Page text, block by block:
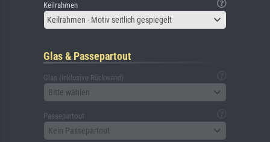
Keilrahmen
Keilrahmen - Motiv seitlich gespiegelt
Glas & Passepartout
Glas (inklusive Rückwand)
Bitte wählen
Passepartout
Kein Passepartout